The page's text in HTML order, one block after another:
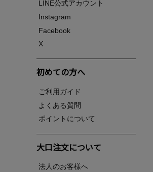
LINE公式アカウント
Instagram
Facebook
X
初めての方へ
ご利用ガイド
よくある質問
ポイントについて
大口注文について
法人のお客様へ
無料カタログについて